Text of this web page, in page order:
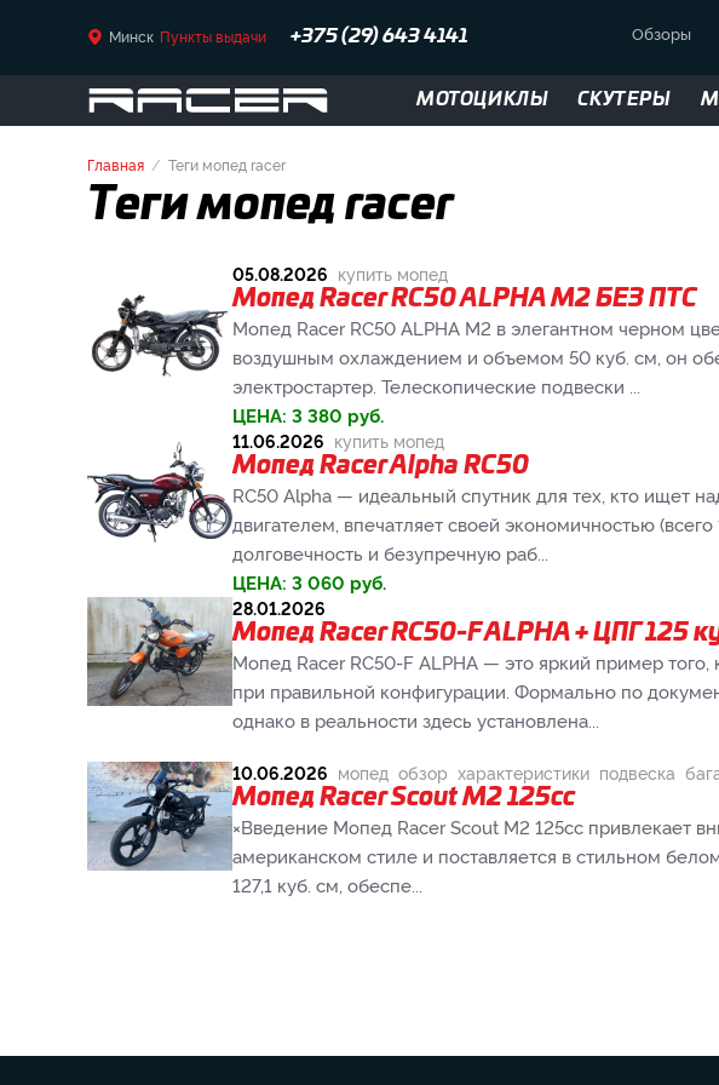
Минск Пункты выдачи +375 (29) 643 4141 Обзоры
МОТОЦИКЛЫ СКУТЕРЫ
Главная Теги мопед racer
Теги мопед racer
05.08.2026 купить мопед
Мопед Racer RC50 ALPHA M2 БЕЗ ПТС
Мопед Racer RC50 ALPHA M2 в элегантном черном
воздушным охлаждением и объемом 50 куб. см, он
электростартер. Телескопические подвески ...
ЦЕНА: 3 380 руб.
11.06.2026 купить мопед
Мопед Racer Alpha RC50
RC50 Alpha — идеальный спутник для тех, кто ищет
двигателем, впечатляет своей экономичностью
долговечность и безупречную раб...
ЦЕНА: 3 060 руб.
28.01.2026
Мопед Racer RC50-F ALPHA + ЦПГ 125
Мопед Racer RC50-F ALPHA — это яркий пример
при правильной конфигурации. Формально по
однако в реальности здесь установлена...
10.06.2026 мопед обзор характеристики подвеска
Мопед Racer Scout M2 125cc
×Введение Мопед Racer Scout M2 125cc привлекает
американском стиле и поставляется в стильном
127,1 куб. см, обеспе...